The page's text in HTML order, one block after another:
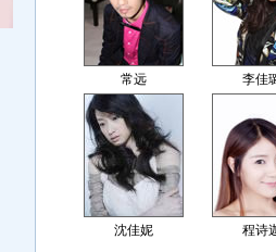
常远 李佳
沈佳妮 程诗